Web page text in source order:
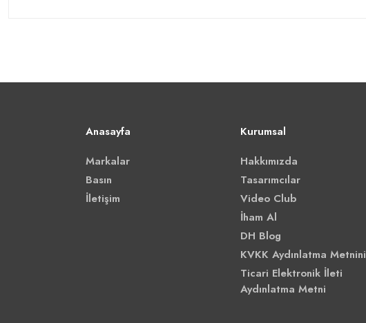
Anasayfa
Markalar
Basın
İletişim
Kurumsal
Hakkımızda
Tasarımcılar
Video Club
İham Al
DH Blog
KVKK Aydınlatma Metnini
Ticari Elektronik İleti
Aydınlatma Metni